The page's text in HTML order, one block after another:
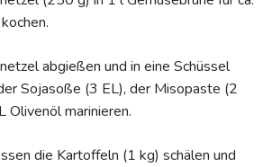
abgießen und in eine Schüssel
Sojasoße (3 EL), der Misopaste (2
Olivenöl marinieren.
die Kartoffeln (1 kg) schälen und